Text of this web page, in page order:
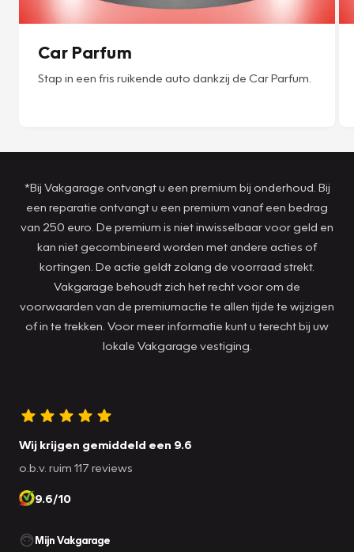
Car Parfum
Stap in een fris ruikende auto dankzij de Car Parfum.
*Bij Vakgarage ontvangt u een premium bij onderhoud. Bij
een reparatie ontvangt u een premium vanaf een bedrag
van 250 euro. De premium is niet inwisselbaar voor geld en
kan niet gecombineerd worden met andere acties of
kortingen. De actie geldt zolang de voorraad strekt.
Vakgarage behoudt zich het recht voor om de
voorwaarden van de premiumactie te allen tijde te wijzigen
of in te trekken. Voor meer informatie kunt u terecht bij uw
lokale Vakgarage vestiging.
Wij krijgen gemiddeld een 9.6
o.b.v. ruim 117 reviews
9.6/10
Mijn Vakgarage